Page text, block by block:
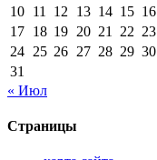
10 11 12 13 14 15 16
17 18 19 20 21 22 23
24 25 26 27 28 29 30
31
« Июл
Страницы